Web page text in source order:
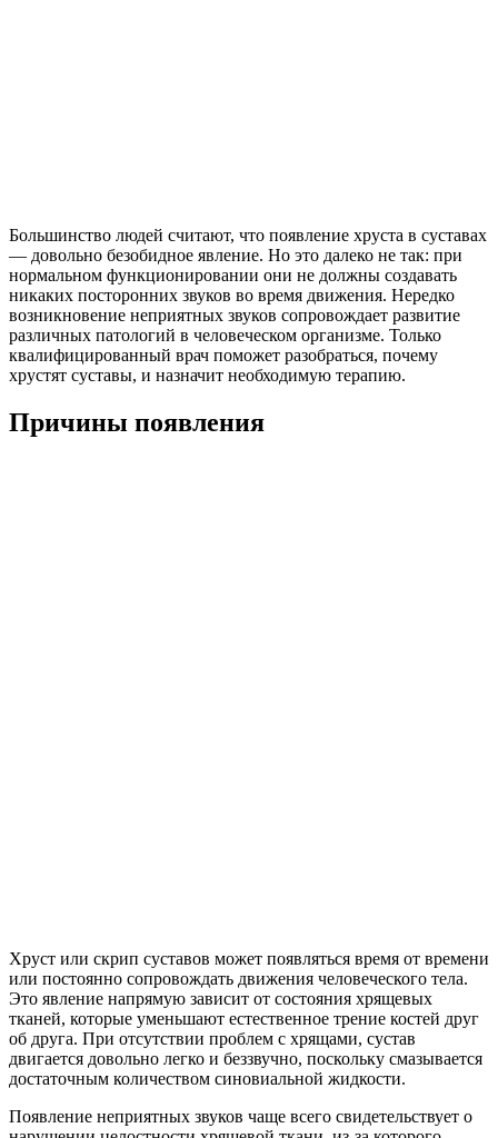
Большинство людей считают, что появление хруста в суставах
— довольно безобидное явление. Но это далеко не так: при
нормальном функционировании они не должны создавать
никаких посторонних звуков во время движения. Нередко
возникновение неприятных звуков сопровождает развитие
различных патологий в человеческом организме. Только
квалифицированный врач поможет разобраться, почему
хрустят суставы, и назначит необходимую терапию.
Причины появления
Хруст или скрип суставов может появляться время от времени
или постоянно сопровождать движения человеческого тела.
Это явление напрямую зависит от состояния хрящевых
тканей, которые уменьшают естественное трение костей друг
об друга. При отсутствии проблем с хрящами, сустав
двигается довольно легко и беззвучно, поскольку смазывается
достаточным количеством синовиальной жидкости.
Появление неприятных звуков чаще всего свидетельствует о